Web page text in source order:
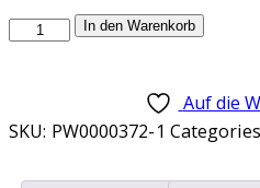
CBD
Menge
In den Warenkorb
Auf die
SKU: PW0000372-1